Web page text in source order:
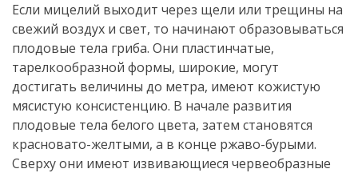
Если мицелий выходит через щели или трещины на
свежий воздух и свет, то начинают образовываться
плодовые тела гриба. Они пластинчатые,
тарелкообразной формы, широкие, могут
достигать величины до метра, имеют кожистую
мясистую консистенцию. В начале развития
плодовые тела белого цвета, затем становятся
красновато-желтыми, а в конце ржаво-бурыми.
Сверху они имеют извивающиеся червеобразные